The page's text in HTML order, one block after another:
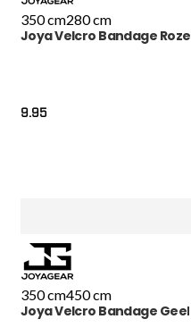
350 cm280 cm
Joya Velcro Bandage Roze
9.95
350 cm450 cm
Joya Velcro Bandage Geel